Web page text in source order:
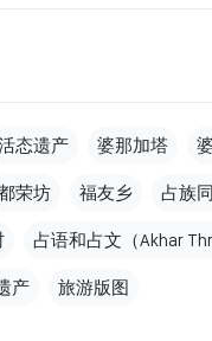
态遗产 婆那加塔
荣坊 福友乡 占族
占语和占文（Akhar
产 旅游版图